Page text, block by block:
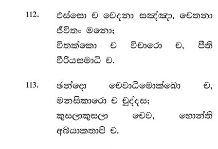
112. ඵස්සොච වෙදනා සඤ්ඤා, චෙතනා
ජීවිතං මනො;
විතක්කො ච විචාරො ච, පීති
වීරියසමාධි ච.
113.
ඡන්දො චෙවාධිමොක්ඛො ච,
මනසිකාරො ච චුද්දස;
කුසලාකුසලා චෙව, හොන්ති
අබ්යාකතාපි ච.